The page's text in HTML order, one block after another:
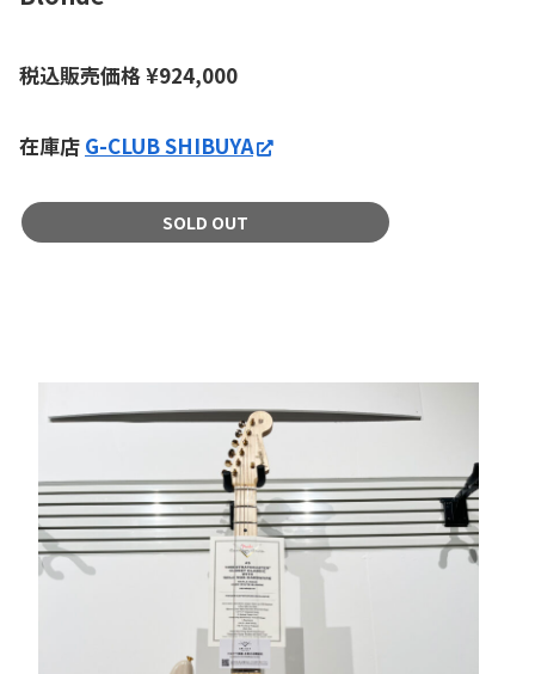
税込販売価格 ¥924,000
在庫店 G-CLUB SHIBUYA
SOLD OUT